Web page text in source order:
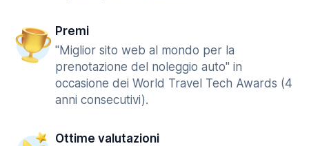
Premi
"Miglior sito web al mondo per la
prenotazione del noleggio auto" in
occasione dei World Travel Tech Awards (4
anni consecutivi).
Ottime valutazioni